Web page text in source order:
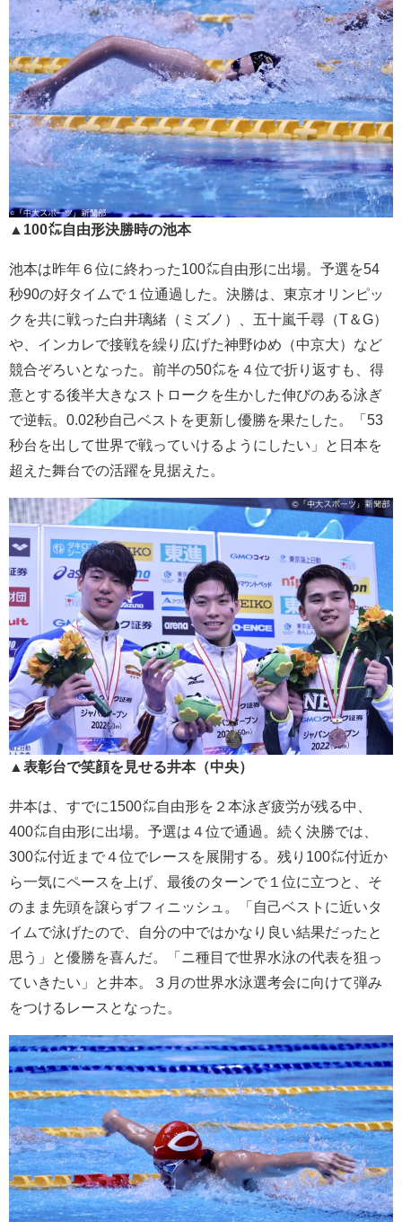
▲100㍍自由形決勝時の池本
池本は昨年６位に終わった100㍍自由形に出場。予選を54
秒90の好タイムで１位通過した。決勝は、東京オリンピッ
クを共に戦った白井璃緒（ミズノ）、五十嵐千尋（T＆G）
や、インカレで接戦を繰り広げた神野ゆめ（中京大）など
競合ぞろいとなった。前半の50㍍を４位で折り返すも、得
意とする後半大きなストロークを生かした伸びのある泳ぎ
で逆転。0.02秒自己ベストを更新し優勝を果たした。「53
秒台を出して世界で戦っていけるようにしたい」と日本を
超えた舞台での活躍を見据えた。
▲表彰台で笑顔を見せる井本（中央）
井本は、すでに1500㍍自由形を２本泳ぎ疲労が残る中、
400㍍自由形に出場。予選は４位で通過。続く決勝では、
300㍍付近まで４位でレースを展開する。残り100㍍付近か
ら一気にペースを上げ、最後のターンで１位に立つと、そ
のまま先頭を譲らずフィニッシュ。「自己ベストに近いタ
イムで泳げたので、自分の中ではかなり良い結果だったと
思う」と優勝を喜んだ。「ニ種目で世界水泳の代表を狙っ
ていきたい」と井本。３月の世界水泳選考会に向けて弾み
をつけるレースとなった。